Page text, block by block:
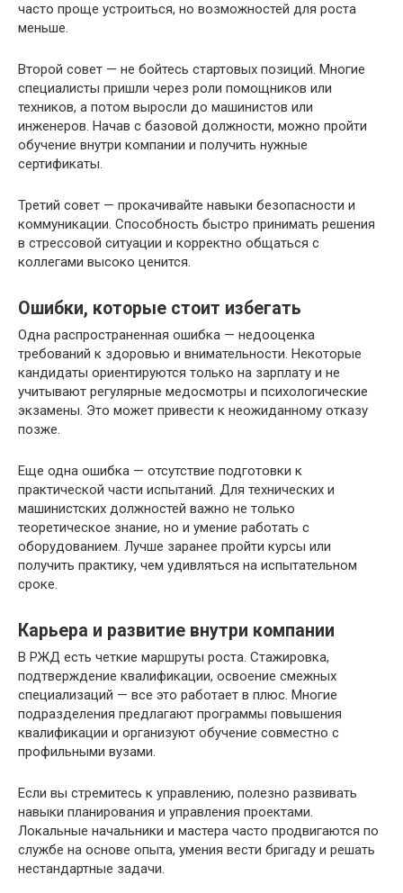
часто проще устроиться, но возможностей для роста
меньше.
Второй совет — не бойтесь стартовых позиций. Многие
специалисты пришли через роли помощников или
техников, а потом выросли до машинистов или
инженеров. Начав с базовой должности, можно пройти
обучение внутри компании и получить нужные
сертификаты.
Третий совет — прокачивайте навыки безопасности и
коммуникации. Способность быстро принимать решения
в стрессовой ситуации и корректно общаться с
коллегами высоко ценится.
Ошибки, которые стоит избегать
Одна распространенная ошибка — недооценка
требований к здоровью и внимательности. Некоторые
кандидаты ориентируются только на зарплату и не
учитывают регулярные медосмотры и психологические
экзамены. Это может привести к неожиданному отказу
позже.
Еще одна ошибка — отсутствие подготовки к
практической части испытаний. Для технических и
машинистских должностей важно не только
теоретическое знание, но и умение работать с
оборудованием. Лучше заранее пройти курсы или
получить практику, чем удивляться на испытательном
сроке.
Карьера и развитие внутри компании
В РЖД есть четкие маршруты роста. Стажировка,
подтверждение квалификации, освоение смежных
специализаций — все это работает в плюс. Многие
подразделения предлагают программы повышения
квалификации и организуют обучение совместно с
профильными вузами.
Если вы стремитесь к управлению, полезно развивать
навыки планирования и управления проектами.
Локальные начальники и мастера часто продвигаются по
службе на основе опыта, умения вести бригаду и решать
нестандартные задачи.